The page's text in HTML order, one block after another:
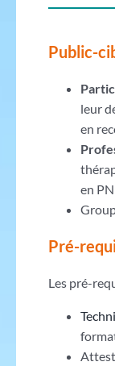
Public-
leur
en
en
Pré-
Les pré-